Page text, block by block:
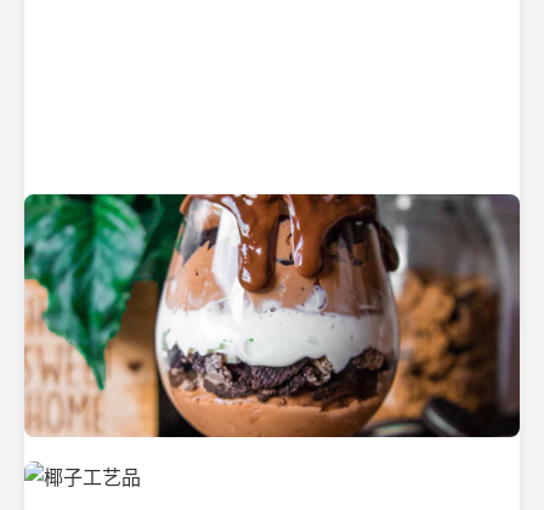
纯净的初榨椰子油
美味的椰子食品